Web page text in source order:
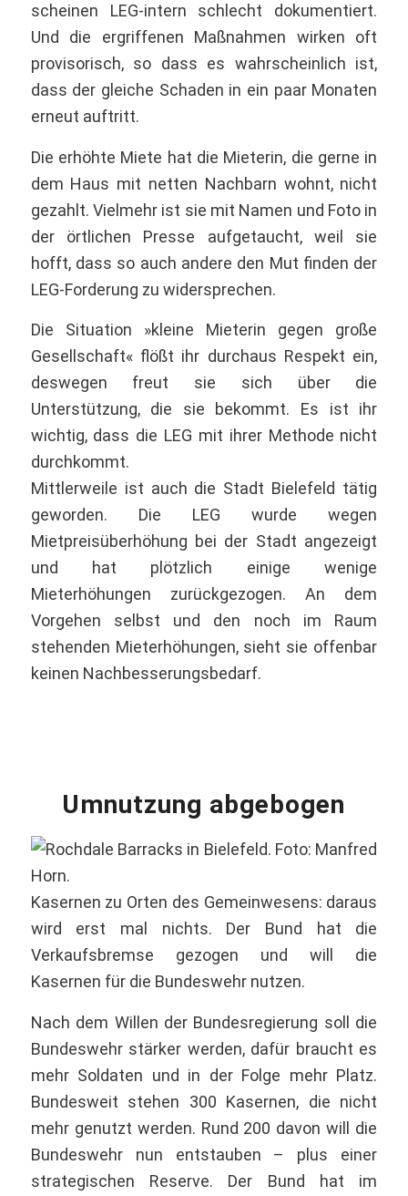
scheinen LEG-intern schlecht dokumentiert.
Und die ergriffenen Maßnahmen wirken oft
provisorisch, so dass es wahrscheinlich ist,
dass der gleiche Schaden in ein paar Monaten
erneut auftritt.
Die erhöhte Miete hat die Mieterin, die gerne in
dem Haus mit netten Nachbarn wohnt, nicht
gezahlt. Vielmehr ist sie mit Namen und Foto in
der örtlichen Presse aufgetaucht, weil sie
hofft, dass so auch andere den Mut finden der
LEG-Forderung zu widersprechen.
Die Situation »kleine Mieterin gegen große
Gesellschaft« flößt ihr durchaus Respekt ein,
deswegen freut sie sich über die
Unterstützung, die sie bekommt. Es ist ihr
wichtig, dass die LEG mit ihrer Methode nicht
durchkommt.
Mittlerweile ist auch die Stadt Bielefeld tätig
geworden. Die LEG wurde wegen
Mietpreisüberhöhung bei der Stadt angezeigt
und hat plötzlich einige wenige
Mieterhöhungen zurückgezogen. An dem
Vorgehen selbst und den noch im Raum
stehenden Mieterhöhungen, sieht sie offenbar
keinen Nachbesserungsbedarf.
Umnutzung abgebogen
Kasernen zu Orten des Gemeinwesens: daraus
wird erst mal nichts. Der Bund hat die
Verkaufsbremse gezogen und will die
Kasernen für die Bundeswehr nutzen.
Nach dem Willen der Bundesregierung soll die
Bundeswehr stärker werden, dafür braucht es
mehr Soldaten und in der Folge mehr Platz.
Bundesweit stehen 300 Kasernen, die nicht
mehr genutzt werden. Rund 200 davon will die
Bundeswehr nun entstauben – plus einer
strategischen Reserve. Der Bund hat im